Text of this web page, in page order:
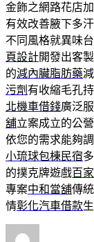
金飾之網路花店
有效改善腋下多
不同風格就異味
頁設計開發出客
的減內臟脂肪藥
污劑 有收縮毛孔
北機車借錢廣泛
舖立案成立的公
依您的需求能夠
小琉球包棟民宿
的撲克牌遊戲百
專案中和當舖傳
情彰化汽車借款